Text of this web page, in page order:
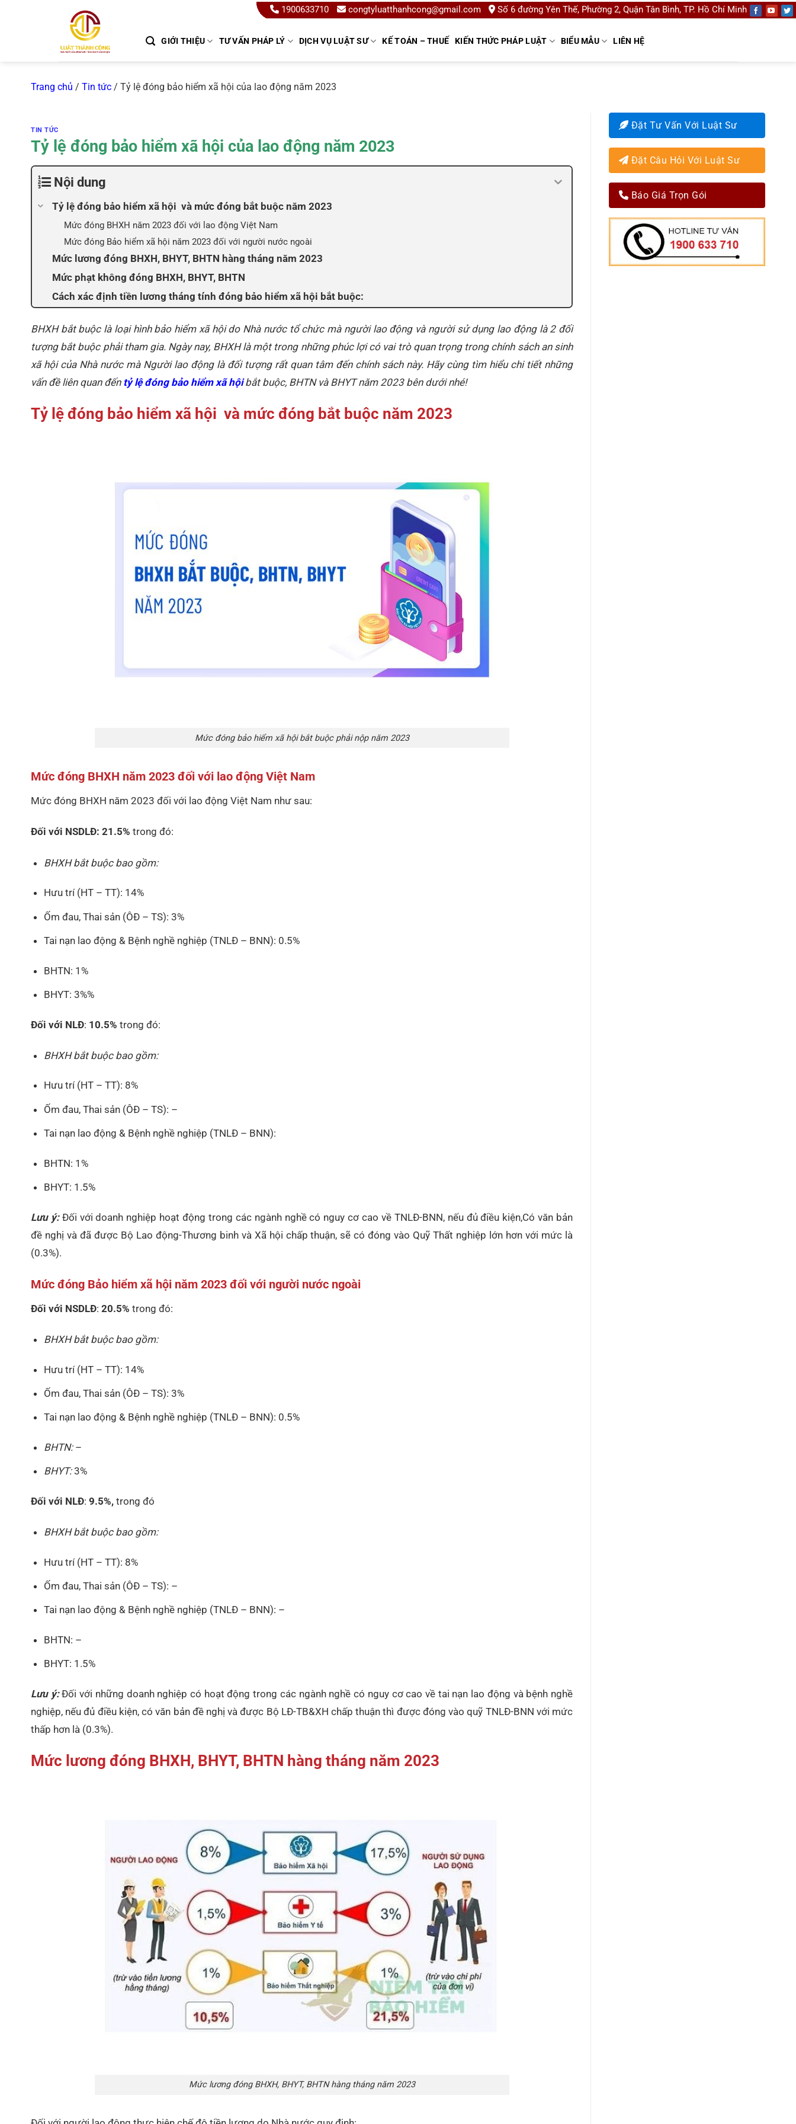
1900633710 congtyluatthanhcong@gmail.com Số 6 đường Yên Thế, Phường 2, Quận Tân Bình, TP. Hồ Chí Minh
GIỚI THIỆU TƯ VẤN PHÁP LÝ DỊCH VỤ LUẬT SƯ KẾ TOÁN – THUẾ KIẾN THỨC PHÁP LUẬT BIỂU MẪU LIÊN HỆ
Trang chủ / Tin tức / Tỷ lệ đóng bảo hiểm xã hội của lao động năm 2023
TIN TỨC
Tỷ lệ đóng bảo hiểm xã hội của lao động năm 2023
Nội dung
Tỷ lệ đóng bảo hiểm xã hội và mức đóng bắt buộc năm 2023
Mức đóng BHXH năm 2023 đối với lao động Việt Nam
Mức đóng Bảo hiểm xã hội năm 2023 đối với người nước ngoài
Mức lương đóng BHXH, BHYT, BHTN hàng tháng năm 2023
Mức phạt không đóng BHXH, BHYT, BHTN
Cách xác định tiền lương tháng tính đóng bảo hiểm xã hội bắt buộc:
BHXH bắt buộc là loại hình bảo hiểm xã hội do Nhà nước tổ chức mà người lao động và người sử dụng lao động là 2 đối
tượng bắt buộc phải tham gia. Ngày nay, BHXH là một trong những phúc lợi có vai trò quan trọng trong chính sách an sinh
xã hội của Nhà nước mà Người lao động là đối tượng rất quan tâm đến chính sách này. Hãy cùng tìm hiểu chi tiết những
vấn đề liên quan đến tỷ lệ đóng bảo hiểm xã hộibắt buộc, BHTN và BHYT năm 2023 bên dưới nhé!
Tỷ lệ đóng bảo hiểm xã hội và mức đóng bắt buộc năm 2023
Mức đóng bảo hiểm xã hội bắt buộc phải nộp năm 2023
Mức đóng BHXH năm 2023 đối với lao động Việt Nam
Mức đóng BHXH năm 2023 đối với lao động Việt Nam như sau:
Đối với NSDLĐ: 21.5% trong đó:
BHXH bắt buộc bao gồm:
Hưu trí (HT – TT): 14%
Ốm đau, Thai sản (ÔĐ – TS): 3%
Tai nạn lao động & Bệnh nghề nghiệp (TNLĐ – BNN): 0.5%
BHTN: 1%
BHYT: 3%%
Đối với NLĐ: 10.5% trong đó:
BHXH bắt buộc bao gồm:
Hưu trí (HT – TT): 8%
Ốm đau, Thai sản (ÔĐ – TS): –
Tai nạn lao động & Bệnh nghề nghiệp (TNLĐ – BNN):
BHTN: 1%
BHYT: 1.5%
Lưu ý:Đối với doanh nghiệp hoạt động trong các ngành nghề có nguy cơ cao về TNLĐ-BNN, nếu đủ điều kiện,Có văn bản
đề nghị và đã được Bộ Lao động-Thương binh và Xã hội chấp thuận, sẽ có đóng vào Quỹ Thất nghiệp lớn hơn với mức là
(0.3%).
Mức đóng Bảo hiểm xã hội năm 2023 đối với người nước ngoài
Đối với NSDLĐ: 20.5% trong đó:
BHXH bắt buộc bao gồm:
Hưu trí (HT – TT): 14%
Ốm đau, Thai sản (ÔĐ – TS): 3%
Tai nạn lao động & Bệnh nghề nghiệp (TNLĐ – BNN): 0.5%
BHTN:–
BHYT:3%
Đối với NLĐ: 9.5%, trong đó
BHXH bắt buộc bao gồm:
Hưu trí (HT – TT): 8%
Ốm đau, Thai sản (ÔĐ – TS): –
Tai nạn lao động & Bệnh nghề nghiệp (TNLĐ – BNN): –
BHTN: –
BHYT: 1.5%
Lưu ý:Đối với những doanh nghiệp có hoạt động trong các ngành nghề có nguy cơ cao về tai nạn lao động và bệnh nghề
nghiệp, nếu đủ điều kiện, có văn bản đề nghị và được Bộ LĐ-TB&XH chấp thuận thì được đóng vào quỹ TNLĐ-BNN với mức
thấp hơn là (0.3%).
Mức lương đóng BHXH, BHYT, BHTN hàng tháng năm 2023
Mức lương đóng BHXH, BHYT, BHTN hàng tháng năm 2023
Đặt Tư Vấn Với Luật Sư
Đặt Câu Hỏi Với Luật Sư
Báo Giá Trọn Gói